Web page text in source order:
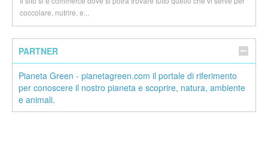
coccolare, nutrire, e...
PARTNER
Pianeta Green - pianetagreen.com il portale di riferimento
per conoscere il nostro pianeta e scoprire, natura, ambiente
e animali.